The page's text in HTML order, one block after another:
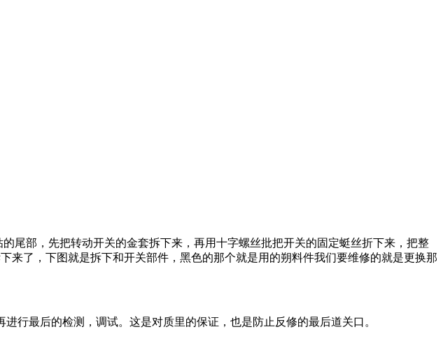
尾部，先把转动开关的金套拆下来，再用十字螺丝批把开关的固定蜓丝折下来，把整
了，下图就是拆下和开关部件，黑色的那个就是用的朔料件我们要维修的就是更换那
行最后的检测，调试。这是对质里的保证，也是防止反修的最后道关口。